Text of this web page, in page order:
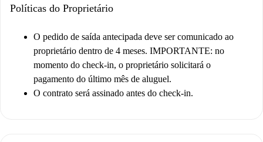
Políticas do Proprietário
O pedido de saída antecipada deve ser comunicado ao
proprietário dentro de 4 meses. IMPORTANTE: no
momento do check-in, o proprietário solicitará o
pagamento do último mês de aluguel.
O contrato será assinado antes do check-in.